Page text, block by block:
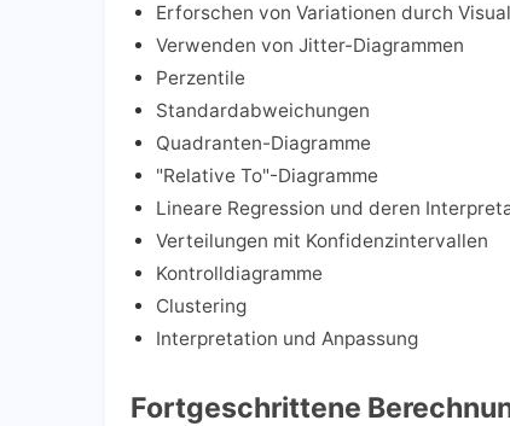
Erforschen von Variationen durch
Verwenden von Jitter-Diagrammen
Perzentile
Standardabweichungen
Quadranten-Diagramme
"Relative To"-Diagramme
Lineare Regression und deren
Verteilungen mit Konfidenzintervallen
Kontrolldiagramme
Clustering
Interpretation und Anpassung
Fortgeschrittene